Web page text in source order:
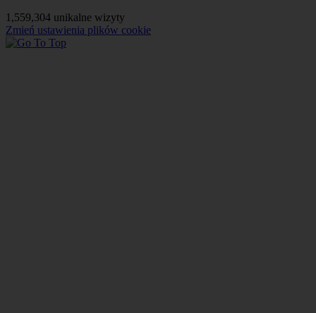
1,559,304 unikalne wizyty
Zmień ustawienia plików cookie